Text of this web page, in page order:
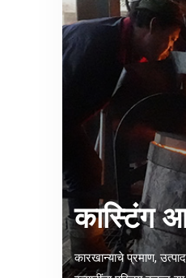
कास्टिंग
कारखान्याचे प्रमाण,